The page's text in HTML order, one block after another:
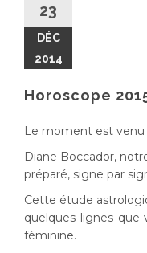
contenu23
DÉC
2014
Horoscope
Le moment est venu
Diane Boccador,
préparé, signe par
Cette étude
quelques lignes que
féminine.